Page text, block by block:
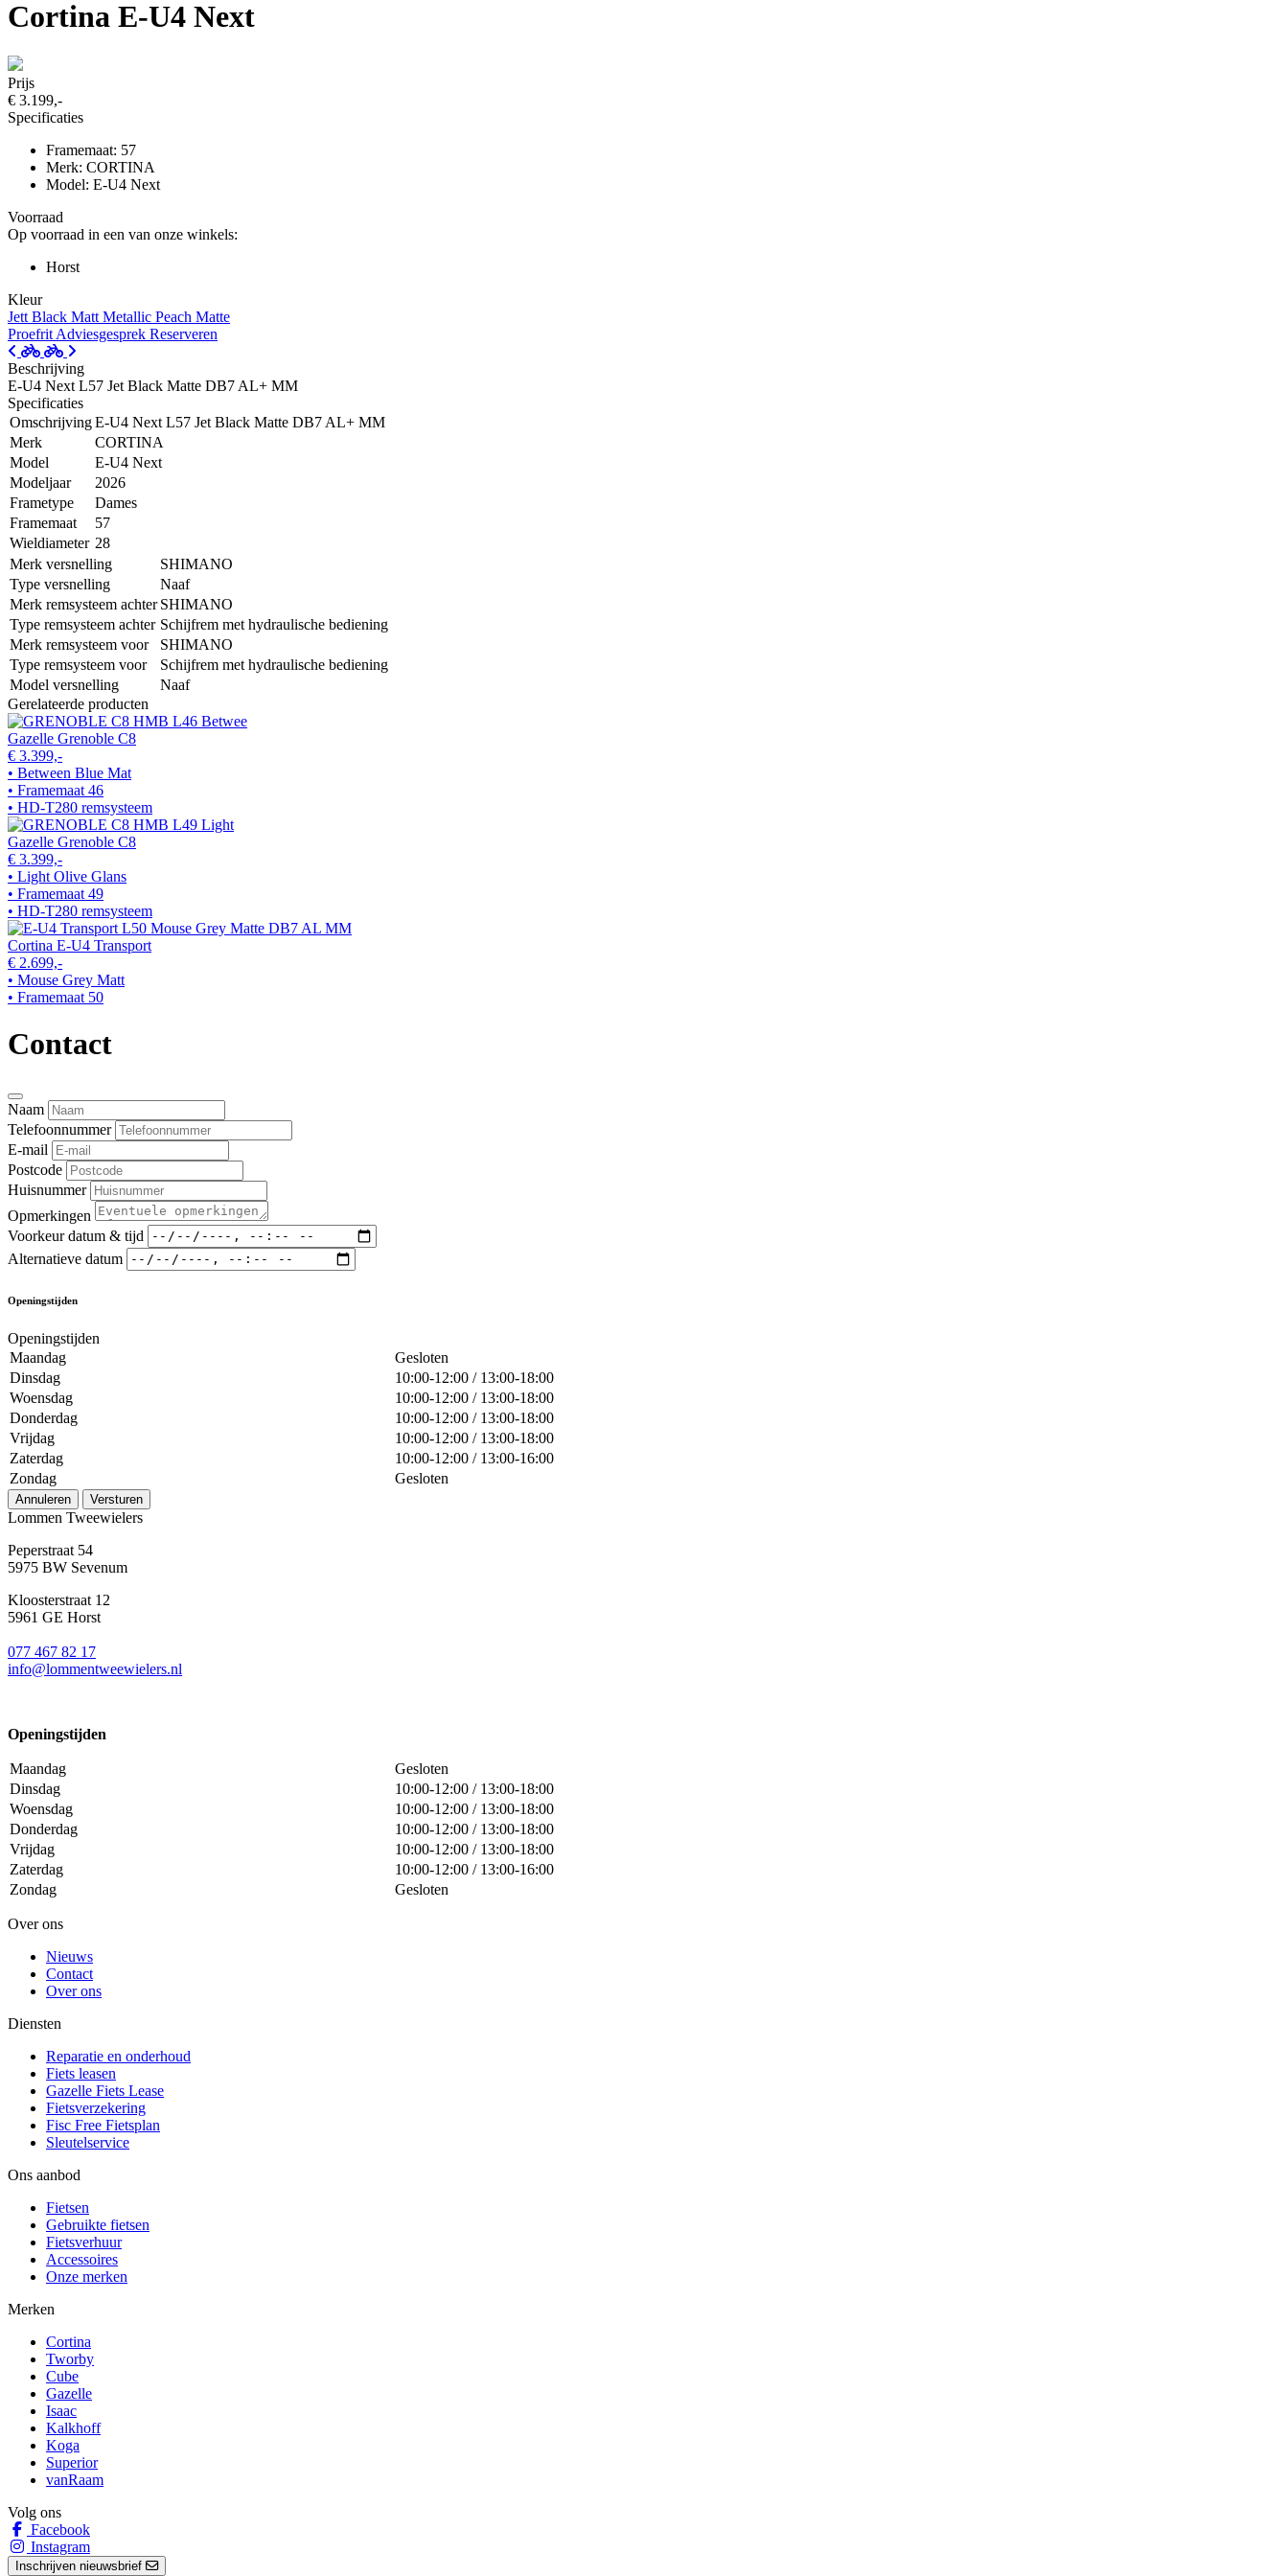
Cortina E-U4 Next
Prijs
€ 3.199,-
Specificaties
Framemaat: 57
Merk: CORTINA
Model: E-U4 Next
Voorraad
Op voorraad in een van onze winkels:
Horst
Kleur
Jett Black Matt Metallic Peach Matte
Proefrit Adviesgesprek Reserveren
Beschrijving
E-U4 Next L57 Jet Black Matte DB7 AL+ MM
Specificaties
OmschrijvingE-U4 Next L57 Jet Black Matte DB7 AL+ MM
Merk
CORTINA
Model
E-U4 Next
Modeljaar
2026
Frametype
Dames
Framemaat
57
Wieldiameter 28
Merk versnelling
SHIMANO
Type versnelling
Naaf
Merk remsysteem achter SHIMANO
Type remsysteem achter Schijfrem met hydraulische bediening
Merk remsysteem voor
SHIMANO
Type remsysteem voor
Schijfrem met hydraulische bediening
Model versnelling
Naaf
Gerelateerde producten
Gazelle Grenoble C8
€ 3.399,-
• Between Blue Mat
• Framemaat 46
• HD-T280 remsysteem
Gazelle Grenoble C8
€ 3.399,-
• Light Olive Glans
• Framemaat 49
• HD-T280 remsysteem
Cortina E-U4 Transport
€ 2.699,-
• Mouse Grey Matt
• Framemaat 50
Contact
Naam
Telefoonnummer
E-mail
Postcode
Huisnummer
Opmerkingen
Voorkeur datum & tijd
Alternatieve datum
Openingstijden
Openingstijden
Maandag
Gesloten
Dinsdag
10:00-12:00 / 13:00-18:00
Woensdag
10:00-12:00 / 13:00-18:00
Donderdag
10:00-12:00 / 13:00-18:00
Vrijdag
10:00-12:00 / 13:00-18:00
Zaterdag
10:00-12:00 / 13:00-16:00
Zondag
Gesloten
Annuleren Versturen
Lommen Tweewielers
Peperstraat 54
5975 BW Sevenum
Kloosterstraat 12
5961 GE Horst
077 467 82 17
info@lommentweewielers.nl
Openingstijden
Maandag
Gesloten
Dinsdag
10:00-12:00 / 13:00-18:00
Woensdag
10:00-12:00 / 13:00-18:00
Donderdag
10:00-12:00 / 13:00-18:00
Vrijdag
10:00-12:00 / 13:00-18:00
Zaterdag
10:00-12:00 / 13:00-16:00
Zondag
Gesloten
Over ons
Nieuws
Contact
Over ons
Diensten
Reparatie en onderhoud
Fiets leasen
Gazelle Fiets Lease
Fietsverzekering
Fisc Free Fietsplan
Sleutelservice
Ons aanbod
Fietsen
Gebruikte fietsen
Fietsverhuur
Accessoires
Onze merken
Merken
Cortina
Tworby
Cube
Gazelle
Isaac
Kalkhoff
Koga
Superior
vanRaam
Volg ons
Facebook
Instagram
Inschrijven nieuwsbrief